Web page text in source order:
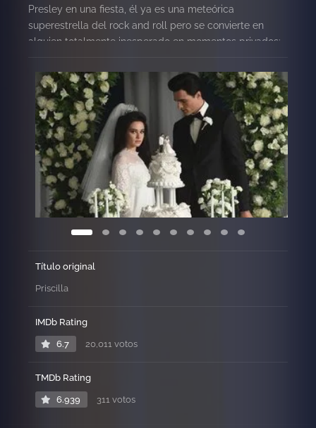
Presley en una fiesta, él ya es una meteórica
superestrella del rock and roll pero se convierte en
alguien totalmente inesperado en momentos privados:
vulnerable mejor amigo. Película basada en las
memorias ‘Elvis and Me’, escritas por Priscilla Beaulieu
Presley, publicadas en 1985 y que relatan el largo
noviazgo y turbulento matrimonio de Elvis y Priscilla,
desde una base militar alemana hasta su finca de
ensueño en Graceland.
Título original
Priscilla
IMDb Rating
6.7 20,011 votos
TMDb Rating
6.939 311 votos